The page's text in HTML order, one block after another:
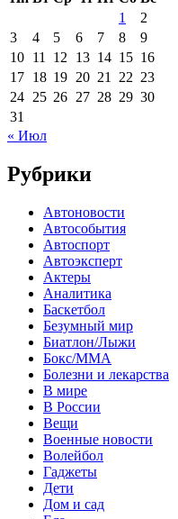
1
2
3
4 5 6 7 8
9
10 11 12 13 14 15 16
17 18 19 20 21 22 23
24 25 26 27 28 29 30
31
« Июл
Рубрики
Автоновости
Автособытия
Автоспорт
Автоэксперт
Актеры
Аналитика
Баскетбол
Безумный мир
Биатлон/Лыжи
Бокс/MMA
Болезни и лекарства
В мире
В России
Вещи
Военные новости
Волейбол
Гаджеты
Дети
Дом и сад